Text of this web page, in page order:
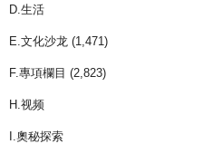
D.生活
E.文化沙龙 (1,471)
F.專項欄目 (2,823)
H.视频
I.奧秘探索